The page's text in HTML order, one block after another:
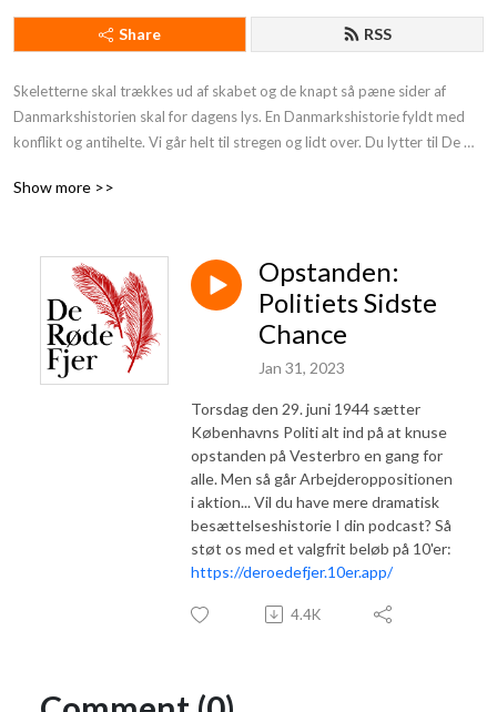
Share RSS
Skeletterne skal trækkes ud af skabet og de knapt så pæne sider af
Danmarkshistorien skal for dagens lys. En Danmarkshistorie fyldt med
konflikt og antihelte. Vi går helt til stregen og lidt over. Du lytter til De
din podcast:https: //deroedefjer.10er.app/
Show more >>
Opstanden:
Politiets Sidste
Chance
Jan 31, 2023
Torsdag den 29. juni 1944 sætter
Københavns Politi alt ind på at knuse
opstanden på Vesterbro en gang for
alle. Men så går Arbejderoppositionen
i aktion... Vil du have mere dramatisk
besættelseshistorie I din podcast? Så
støt os med et valgfrit beløb på 10'er:
https://deroedefjer.10er.app/
4.4K